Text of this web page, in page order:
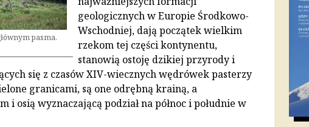
pasma.
geologicznych w Europie Środkowo-
Wschodniej, dają początek wielkim
rzekom tej części kontynentu,
stanowią ostoję dzikiej przyrody i
się z czasów XIV-wiecznych wędrówek pasterzy
granicami, są one odrębną krainą, a
i osią wyznaczającą podział na północ i południe w